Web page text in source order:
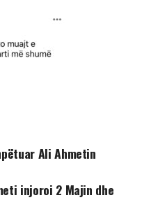
Ali Ahmetin
injoroi 2 Majin dhe